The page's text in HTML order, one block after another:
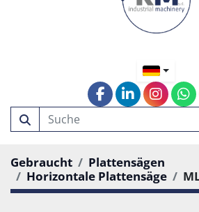
facebook
linkedin
Gebraucht
Plattensägen
Horizontale Plattensäge